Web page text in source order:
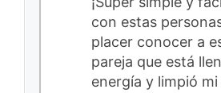
con estas
placer conocer a
pareja que está
energía y limpió mi